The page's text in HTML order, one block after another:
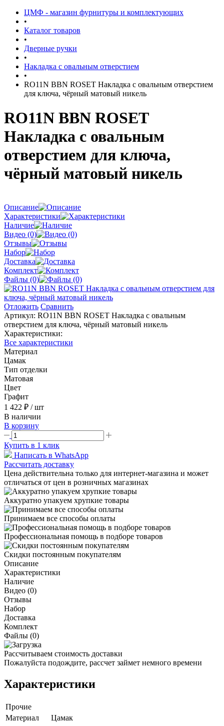
ЦМФ - магазин фурнитуры и комплектующих
•
Каталог товаров
•
Дверные ручки
•
Накладка с овальным отверстием
•
RO11N BBN ROSET Накладка с овальным отверстием
для ключа, чёрный матовый никель
RO11N BBN ROSET
Накладка с овальным
отверстием для ключа,
чёрный матовый никель
Описание
Характеристики
Наличие
Видео (0)
Отзывы
Набор
Доставка
Комплект
Файлы (0)
Отложить Сравнить
Артикул: RO11N BBN ROSET Накладка с овальным
отверстием для ключа, чёрный матовый никель
Характеристики:
Все характеристики
Материал
Цамак
Тип отделки
Матовая
Цвет
Графит
1 422 ₽ / шт
В наличии
В корзину
Купить в 1 клик
Написать в WhatsApp
Рассчитать доставку
Цена действительна только для интернет-магазина и может
отличаться от цен в розничных магазинах
Аккуратно упакуем хрупкие товары
Принимаем все способы оплаты
Профессиональная помощь в подборе товаров
Скидки постоянным покупателям
Описание
Характеристики
Наличие
Видео (0)
Отзывы
Набор
Доставка
Комплект
Файлы (0)
Рассчитываем стоимость доставки
Пожалуйста подождите, рассчет займет немного времени
Характеристики
Прочие
Материал
Цамак